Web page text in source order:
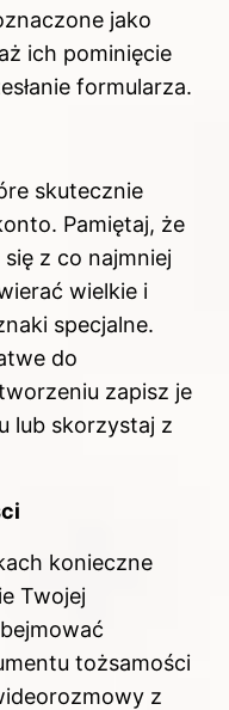
jako
ich pominięcie
formularza.
skutecznie
Pamiętaj, że
się z co najmniej
wielkie i
specjalne.
do
zapisz je
lub skorzystaj z
konieczne
Twojej
tożsamości
z